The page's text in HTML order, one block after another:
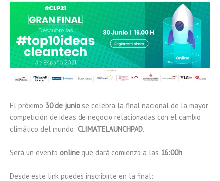
El próximo 30 de junio se celebra la final nacional de la mayor
competición de ideas de negocio relacionadas con el cambio
climático del mundo: CLIMATELAUNCHPAD.
Será un evento online que dará comienzo a las 16:00h.
Desde este link puedes inscribirte en la final: